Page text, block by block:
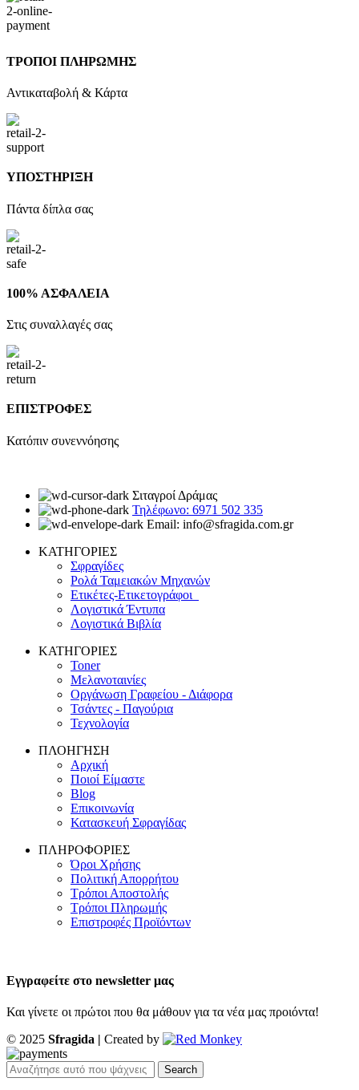
ΤΡΟΠΟΙ ΠΛΗΡΩΜΗΣ
Αντικαταβολή & Κάρτα
ΥΠΟΣΤΗΡΙΞΗ
Πάντα δίπλα σας
100% ΑΣΦΑΛΕΙΑ
Στις συναλλαγές σας
ΕΠΙΣΤΡΟΦΕΣ
Κατόπιν συνεννόησης
Σιταγροί Δράμας
Τηλέφωνο: 6971 502 335
Email: info@sfragida.com.gr
ΚΑΤΗΓΟΡΙΕΣ
Σφραγίδες
Ρολά Ταμειακών Μηχανών
Ετικέτες-Ετικετογράφοι
Λογιστικά Έντυπα
Λογιστικά Βιβλία
ΚΑΤΗΓΟΡΙΕΣ
Toner
Μελανοταινίες
Οργάνωση Γραφείου - Διάφορα
Τσάντες - Παγούρια
Τεχνολογία
ΠΛΟΗΓΗΣΗ
Αρχική
Ποιοί Είμαστε
Blog
Επικοινωνία
Κατασκευή Σφραγίδας
ΠΛΗΡΟΦΟΡΙΕΣ
Όροι Χρήσης
Πολιτική Απορρήτου
Τρόποι Αποστολής
Τρόποι Πληρωμής
Επιστροφές Προϊόντων
Εγγραφείτε στο newsletter μας
Και γίνετε οι πρώτοι που θα μάθουν για τα νέα μας προιόντα!
© 2025 Sfragida | Created by
Search